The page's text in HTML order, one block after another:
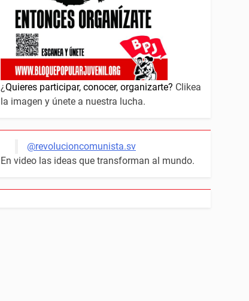
¿Quieres participar, conocer, organizarte? Clikea
la imagen y únete a nuestra lucha.
@revolucioncomunista.sv
En video las ideas que transforman al mundo.